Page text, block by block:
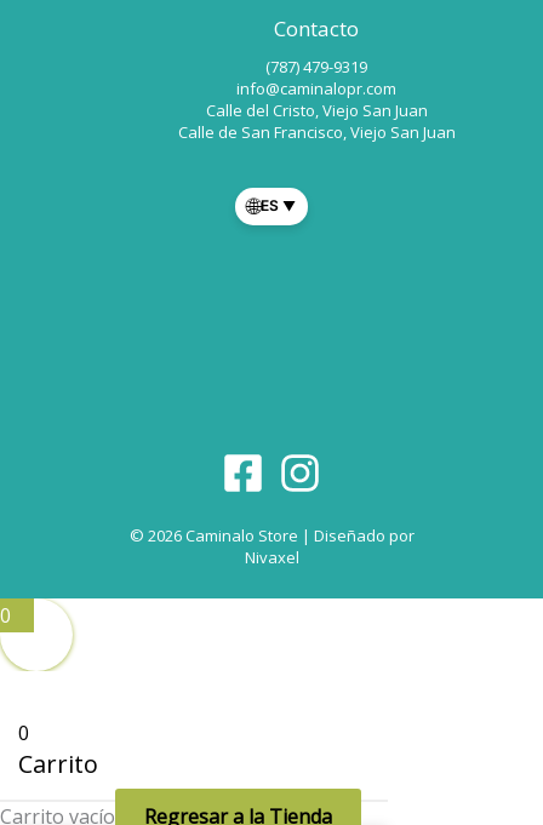
Contacto
(787) 479-9319
info@caminalopr.com
Calle del Cristo, Viejo San Juan
Calle de San Francisco, Viejo San Juan
🌐ES ▼
© 2026 Caminalo Store | Diseñado por
Nivaxel
0
0
Carrito
Carrito vacío Regresar a la Tienda